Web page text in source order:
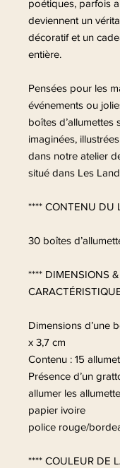
poétiques, parfois
deviennent un
décoratif et un
entière.
Pensées pour les
événements ou
boîtes d’allumettes
imaginées,
dans notre atelier
situé dans Les
**** CONTENU DU
30 boîtes
**** DIMENSIONS &
Dimensions d’une
x 3,7 cm
Contenu : 15
Présence d’un
allumer les
papier ivoire
police rouge/
**** COULEUR DE